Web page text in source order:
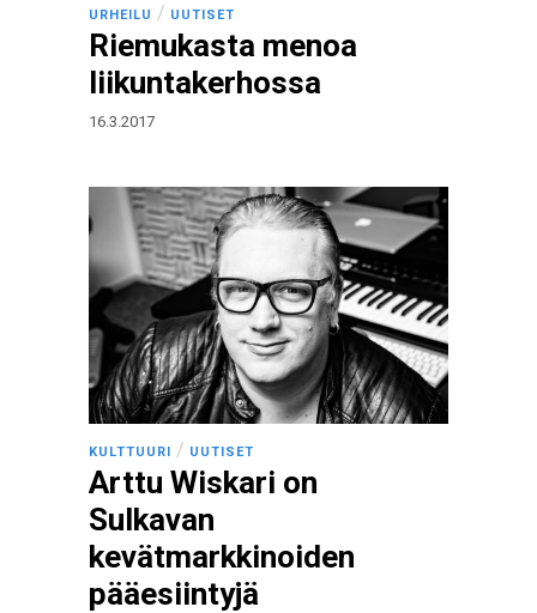
URHEILU / UUTISET
Riemukasta menoa
liikuntakerhossa
16.3.2017
KULTTUURI / UUTISET
Arttu Wiskari on
Sulkavan
kevätmarkkinoiden
pääesiintyjä